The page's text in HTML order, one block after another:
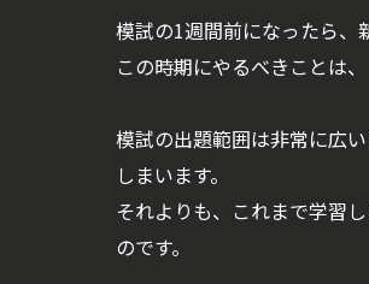
模試の1週間前になったら、
この時期にやるべきことは、
模試の出題範囲は非常に広
しまいます。
それよりも、これまで学習
のです。